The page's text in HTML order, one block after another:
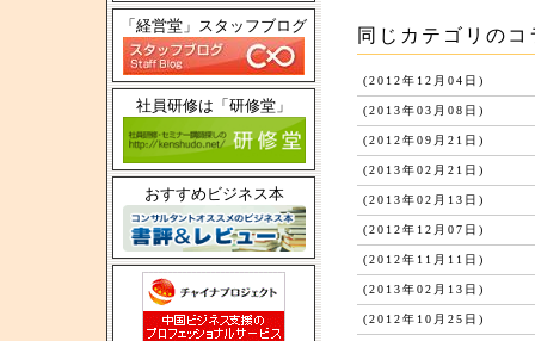
「経営堂」スタッフブログ
社員研修は「研修堂」
おすすめビジネス本
同じカテゴリのコ
(2012年12月04日)
(2013年03月08日)
(2012年09月21日)
(2013年02月21日)
(2013年02月13日)
(2012年12月07日)
(2012年11月11日)
(2013年02月13日)
(2012年10月25日)